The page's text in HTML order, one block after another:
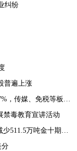
纠纷
普遍上涨
A股收评：三大指数集体拉升，创业板指涨1.37%，传媒、免税等板块表现活跃
禁毒教育宣讲活动
澳洲巴西19港铁矿发运总量2432.4万吨，环比减少511.5万吨金十期货07月10日讯，7月3日-7月9日Mysteel澳洲巴西19港铁矿发运总量2432.4万吨，环比减少511.5万吨
分